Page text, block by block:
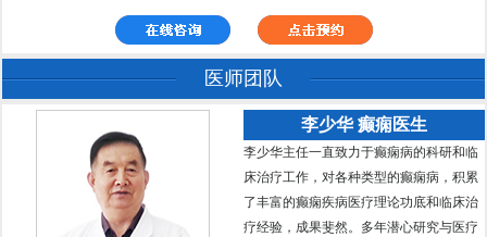
医师团队
李少华 癫痫医生
李少华主任一直致力于癫痫病的科研和临
床治疗工作，对各种类型的癫痫病，积累
了丰富的癫痫疾病医疗理论功底和临床治
疗经验，成果斐然。多年潜心研究与医疗